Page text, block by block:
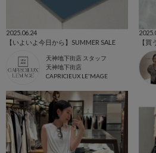
2025.06.24
【いよいよ今日から】SUMMER SALE
天神地下街店 スタッフ
天神地下街店
CAPRICIEUX LE'MAGE